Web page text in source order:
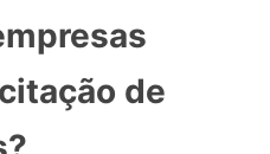
de